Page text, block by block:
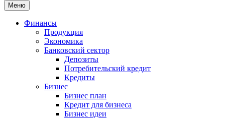
Меню
Финансы
Продукция
Экономика
Банковский сектор
Депозиты
Потребительский кредит
Кредиты
Бизнес
Бизнес план
Кредит для бизнеса
Бизнес идеи